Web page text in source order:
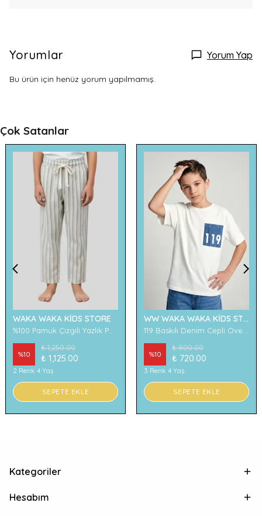
Yorumlar Yorum Yap
Bu ürün için henüz yorum yapılmamış.
Çok Satanlar
WAKA WAKA KİDS STORE
%10
₺ 1,250.00
₺ 1,125.00
2 Renk 4 Yaş
SEPETE EKLE
WW WAKA WAKA KİDS STORE
%10
₺ 800.00
₺ 720.00
3 Renk 4 Yaş
SEPETE EKLE
Kategoriler
Hesabım